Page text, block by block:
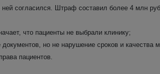
согласился. Штраф составил более 4 млн
что пациенты не выбрали клинику;
но не нарушение сроков и качества
пациентов.